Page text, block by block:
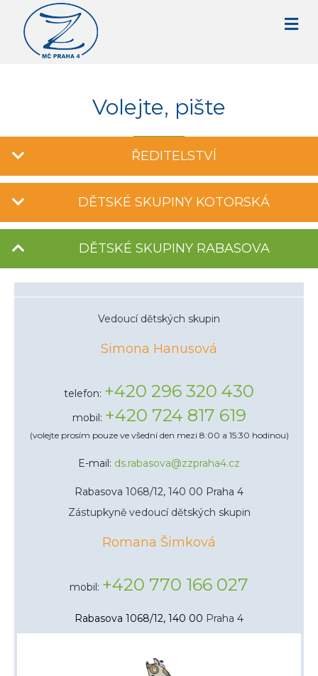
Volejte, pište
ŘEDITELSTVÍ
DĚTSKÉ SKUPINY KOTORSKÁ
DĚTSKÉ SKUPINY RABASOVA
Vedoucí dětských skupin
Simona Hanusová
telefon: +420 296 320 430
mobil: +420 724 817 619
(volejte prosím pouze ve všední den mezi 8:00 a 15:30 hodinou)
E-mail: ds.rabasova@zzpraha4.cz
Rabasova 1068/12, 140 00 Praha 4
Zástupkyně vedoucí dětských skupin
Romana Šimková
mobil: +420 770 166 027
Rabasova 1068/12, 140 00 Praha 4